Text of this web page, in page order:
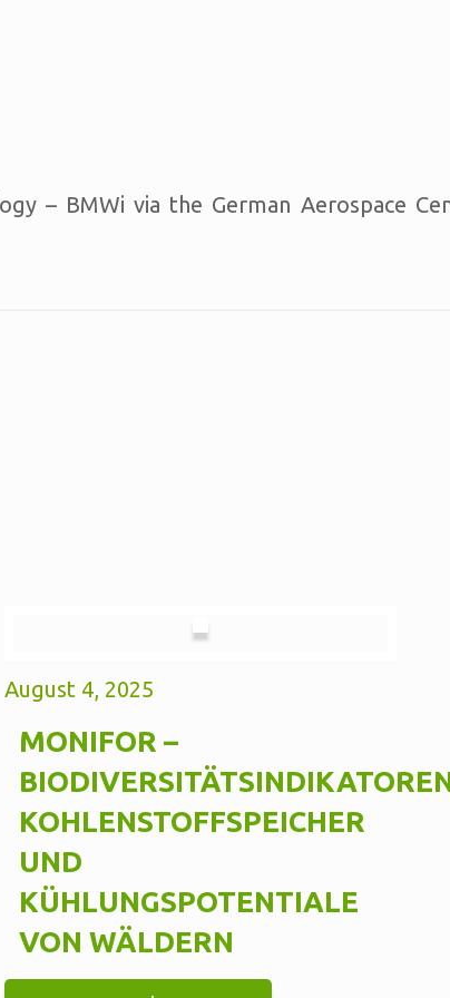
– BMWi via the German Aerospace
August 4, 2025
MONIFOR –
KOHLENSTOFFSPEICHER
UND
KÜHLUNGSPOTENTIALE
VON WÄLDERN